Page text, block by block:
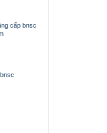
cấp bnsc